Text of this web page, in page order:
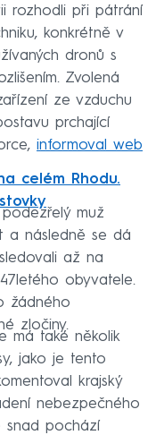
rozhodli při pátrání
konkrétně v
dronů s
Zvolená
ze vzduchu
prchající
informoval web
celém Rhodu.
muž
a následně se dá
až na
obyvatele.
žádného
zločiny.
má také několik
jako je tento
krajský
nebezpečného
snad pochází